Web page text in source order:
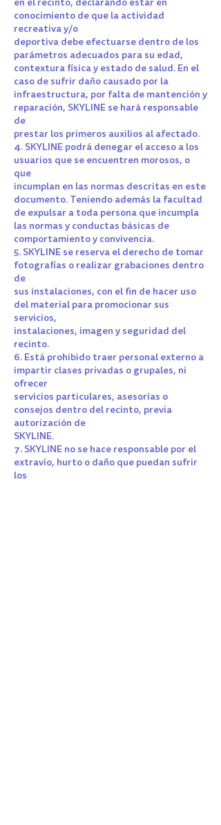
conocimiento de que la actividad
recreativa y/o
deportiva debe efectuarse dentro de los
parámetros adecuados para su edad,
contextura física y estado de salud. En el
caso de sufrir daño causado por la
infraestructura, por falta de mantención y
reparación, SKYLINE se hará responsable
de
prestar los primeros auxilios al afectado.
4. SKYLINE podrá denegar el acceso a los
usuarios que se encuentren morosos, o
que
incumplan en las normas descritas en este
documento. Teniendo además la facultad
de expulsar a toda persona que incumpla
las normas y conductas básicas de
comportamiento y convivencia.
5. SKYLINE se reserva el derecho de tomar
fotografías o realizar grabaciones dentro
de
sus instalaciones, con el fin de hacer uso
del material para promocionar sus
servicios,
instalaciones, imagen y seguridad del
recinto.
6. Está prohibido traer personal externo a
impartir clases privadas o grupales, ni
ofrecer
servicios particulares, asesorías o
consejos dentro del recinto, previa
autorización de
SKYLINE.
7. SKYLINE no se hace responsable por el
extravío, hurto o daño que puedan sufrir
los